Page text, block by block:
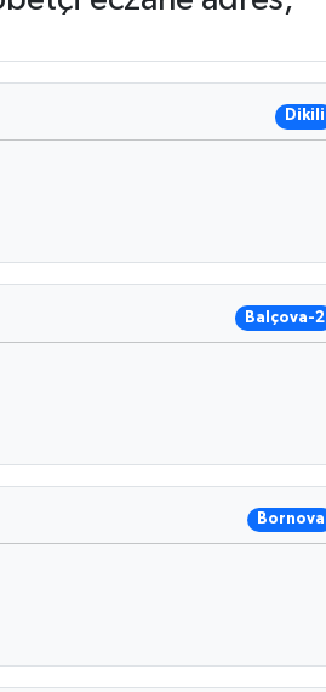
Dikili
Balçova-2
Bornova